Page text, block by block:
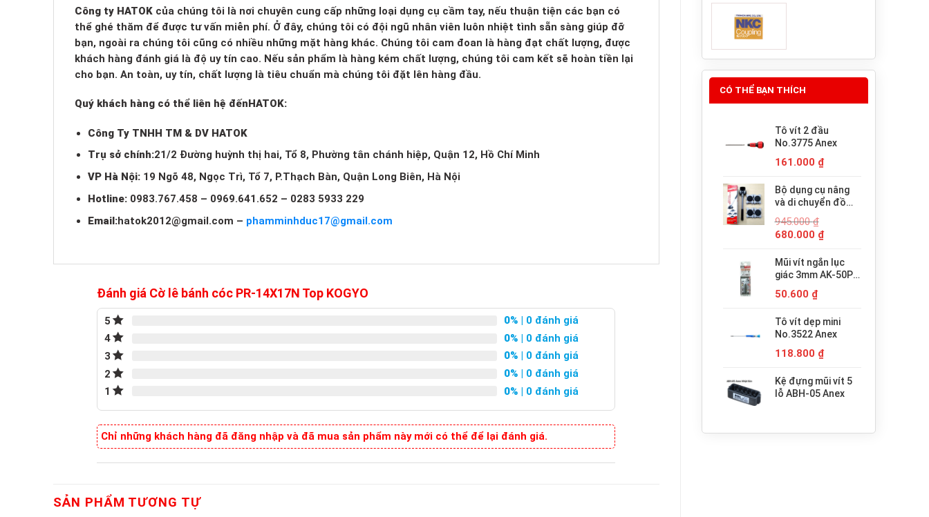
CÓ THỂ BẠN THÍCH
Tô vít 2 đầu
No.3775 Anex
161.000 ₫
Bộ dụng cụ nâng
và di chuyển đồ
minh PICUS LP-
200N
945.000₫
Giá
là:
945.000 ₫.
680.000 ₫Giá
tại
là:
Mũi vít ngắn lục
giác 3mm AK-50P-
50.600 ₫
Tô vít dẹp mini
No.3522 Anex
118.800 ₫
Kệ đựng mũi vít 5
lỗ ABH-05 Anex
Công ty HATOK của chúng tôi là nơi chuyên cung cấp những loại dụng cụ cầm tay, nếu thuận tiện các bạn có
thể ghé thăm để được tư vấn miễn phí. Ở đây, chúng tôi có đội ngũ nhân viên luôn nhiệt tình sẵn sàng giúp đỡ
bạn, ngoài ra chúng tôi cũng có nhiều những mặt hàng khác. Chúng tôi cam đoan là hàng đạt chất lượng, được
khách hàng đánh giá là độ uy tín cao. Nếu sản phẩm là hàng kém chất lượng, chúng tôi cam kết sẽ hoàn tiền lại
cho bạn. An toàn, uy tín, chất lượng là tiêu chuẩn mà chúng tôi đặt lên hàng đầu.
Quý khách hàng có thể liên hệ đếnHATOK:
Công Ty TNHH TM & DV HATOK
Trụ sở chính:21/2 Đường huỳnh thị hai, Tổ 8, Phường tân chánh hiệp, Quận 12, Hồ Chí Minh
VP Hà Nội: 19 Ngõ 48, Ngọc Trì, Tổ 7, P.Thạch Bàn, Quận Long Biên, Hà Nội
Hotline: 0983.767.458 – 0969.641.652 – 0283 5933 229
Email:hatok2012@gmail.com – phamminhduc17@gmail.com
Đánh giá Cờ lê bánh cóc PR-14X17N Top KOGYO
5 0% | 0 đánh giá
4
0% | 0 đánh giá
3
0% | 0 đánh giá
2
0% | 0 đánh giá
1
0% | 0 đánh giá
Chỉ những khách hàng đã đăng nhập và đã mua sản phẩm này mới có thể để lại đánh giá.
SẢN PHẨM TƯƠNG TỰ